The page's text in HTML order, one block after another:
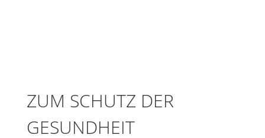
ZUM SCHUTZ DER
GESUNDHEIT